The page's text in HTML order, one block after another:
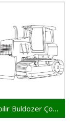
Yazdırılabilir Buldozer Çocuklar İçin